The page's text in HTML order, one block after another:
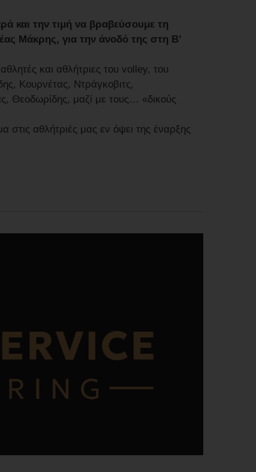
και την τιμή να βραβεύσουμε τη
Μάκρης, για την άνοδό της στη Β’
και αθλήτριες του volley, του
Κουρνέτας, Ντράγκοβιτς,
Θεοδωρίδης, μαζί με τους… «δικούς
αθλήτριές μας εν όψει της έναρξης